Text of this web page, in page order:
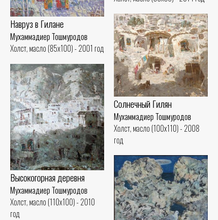
Навруз в Гилане
Мухаммадиер Тошмуродов
Холст, масло (85x100) - 2001 год
Солнечный Гилян
Мухаммадиер Тошмуродов
Холст, масло (100x110) - 2008
год
Высокогорная деревня
Мухаммадиер Тошмуродов
Холст, масло (110x100) - 2010
год